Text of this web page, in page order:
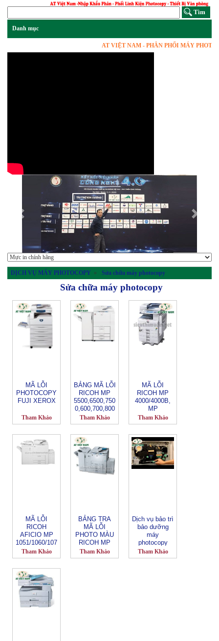
AT VIỆT NAM - PHÂN PHỐI MÁY
Previous Next
DỊCH VỤ MÁY PHOTOCOPY » Sửa chữa máy photocopy
Sửa chữa máy photocopy
MÃ LỖI
PHOTOCOPY
FUJI XEROX
Tham Khảo
BẢNG MÃ LỖI
RICOH MP
5500,6500,750
0,600,700,800
0
Tham Khảo
MÃ LỖI
RICOH MP
4000/4000B,
MP
5000/5000B
MP 4001, MP
Tham Khảo
MÃ LỖI
RICOH
AFICIO MP
1051/1060/107
5/2060/2075
Tham Khảo
BẢNG TRA
MÃ LỖI
PHOTO MÀU
RICOH MP
C6000/6501
Tham Khảo
Dịch vụ bảo trì
bảo dưỡng
máy
photocopy
Tham Khảo